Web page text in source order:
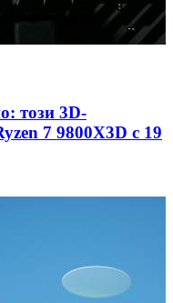
този 3D-
7 9800X3D с 19